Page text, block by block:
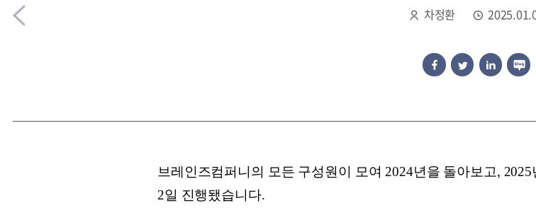
차정환
브레인즈컴퍼니의 모든 구성원이 모여 2024년을 돌아보고,
2일 진행됐습니다.